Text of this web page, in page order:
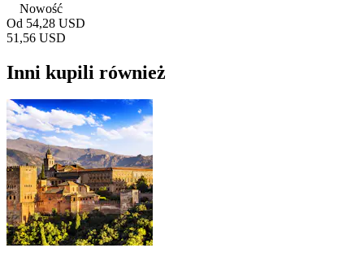
Nowość
Od 54,28 USD
51,56 USD
Inni kupili również